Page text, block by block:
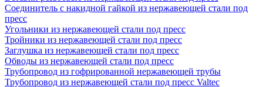
Соединитель с накидной гайкой из нержавеющей стали под
пресс
Угольники из нержавеющей стали под пресс
Тройники из нержавеющей стали под пресс
Заглушка из нержавеющей стали под пресс
Обводы из нержавеющей стали под пресс
Трубопровод из гофрированной нержавеющей трубы
Трубопровод из нержавеющей стали под пресс Valtec